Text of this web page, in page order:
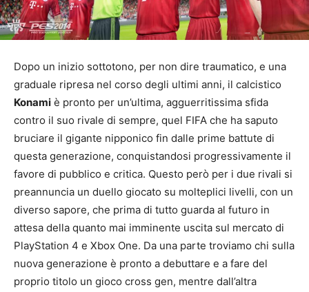
Dopo un inizio sottotono, per non dire traumatico, e una
graduale ripresa nel corso degli ultimi anni, il calcistico
Konami è pronto per un’ultima, agguerritissima sfida
contro il suo rivale di sempre, quel FIFA che ha saputo
bruciare il gigante nipponico fin dalle prime battute di
questa generazione, conquistandosi progressivamente il
favore di pubblico e critica. Questo però per i due rivali si
preannuncia un duello giocato su molteplici livelli, con un
diverso sapore, che prima di tutto guarda al futuro in
attesa della quanto mai imminente uscita sul mercato di
PlayStation 4 e Xbox One. Da una parte troviamo chi sulla
nuova generazione è pronto a debuttare e a fare del
proprio titolo un gioco cross gen, mentre dall’altra